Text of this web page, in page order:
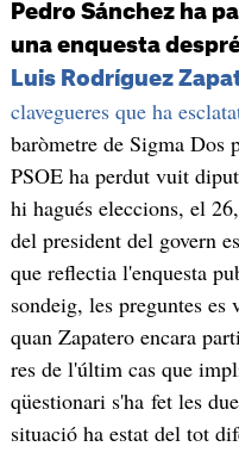
Pedro Sánchez ha
una enquesta
Luis Rodríguez
clavegueres que ha
baròmetre de Sigma Dos
PSOE ha perdut vuit
hi hagués eleccions, el
del president del govern
que reflectia l'enquesta
sondeig, les preguntes
quan Zapatero encara
res de l'últim cas que
qüestionari s'ha fet les
situació ha estat del tot